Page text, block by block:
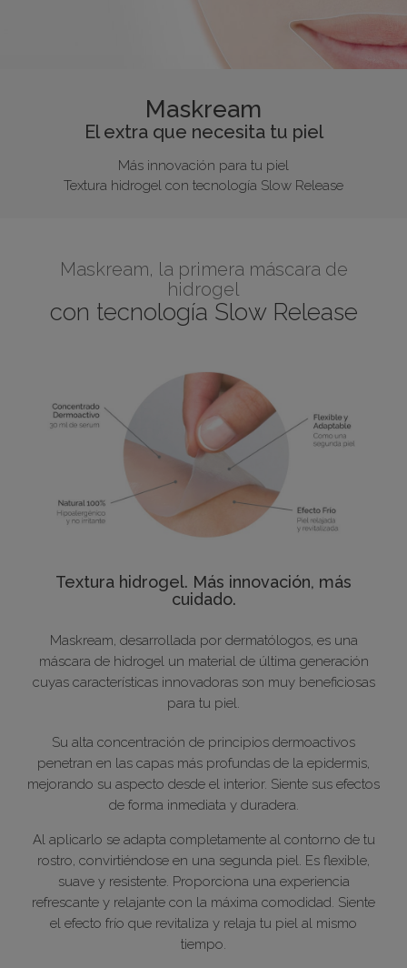
Maskream
El extra que necesita tu piel
Más innovación para tu piel
Textura hidrogel con tecnología Slow Release
Maskream, la primera máscara de
hidrogel
con tecnología Slow Release
Textura hidrogel. Más innovación, más
cuidado.
Maskream, desarrollada por dermatólogos, es una
máscara de hidrogel un material de última generación
cuyas características innovadoras son muy beneficiosas
para tu piel.
Su alta concentración de principios dermoactivos
penetran en las capas más profundas de la epidermis,
mejorando su aspecto desde el interior. Siente sus efectos
de forma inmediata y duradera.
Al aplicarlo se adapta completamente al contorno de tu
rostro, convirtiéndose en una segunda piel. Es flexible,
suave y resistente. Proporciona una experiencia
refrescante y relajante con la máxima comodidad. Siente
el efecto frío que revitaliza y relaja tu piel al mismo
tiempo.